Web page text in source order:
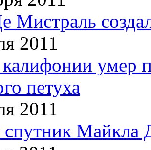
2011
умер
петуха
2011
Майкла